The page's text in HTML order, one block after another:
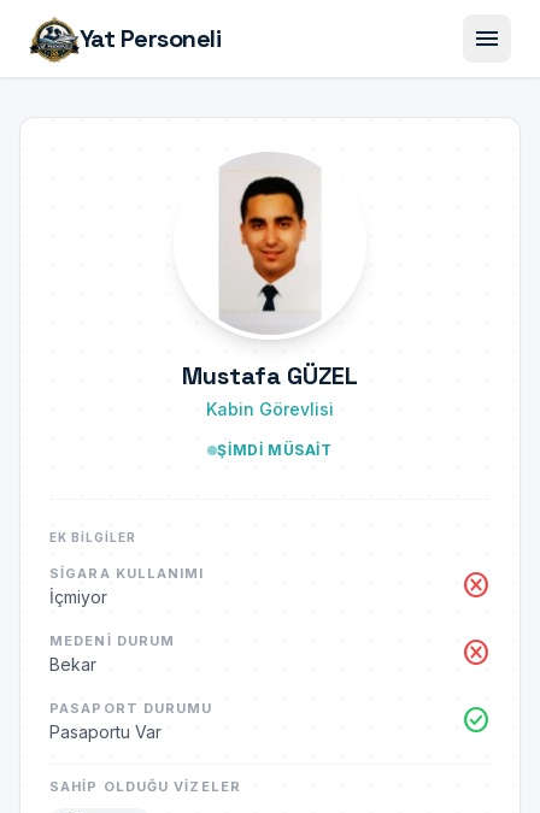
Yat Personeli menu
Mustafa GÜZEL
Kabin Görevlisi
ŞIMDI MÜSAIT
EK BILGILER
SIGARA KULLANIMI
İçmiyor cancel
MEDENI DURUM
Bekar cancel
PASAPORT DURUMU
Pasaportu Var check_circle
SAHIP OLDUĞU VIZELER